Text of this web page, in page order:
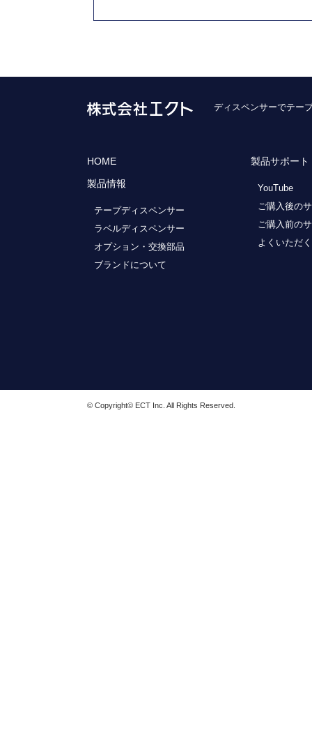
ディスペンサーでテー
HOME
製品情報
テープディスペンサー
ラベルディスペンサー
オプション・交換部品
ブランドについて
製品サポート
YouTube
ご購入後の
ご購入前の
よくいただ
© Copyright© ECT Inc. All Rights Reserved.